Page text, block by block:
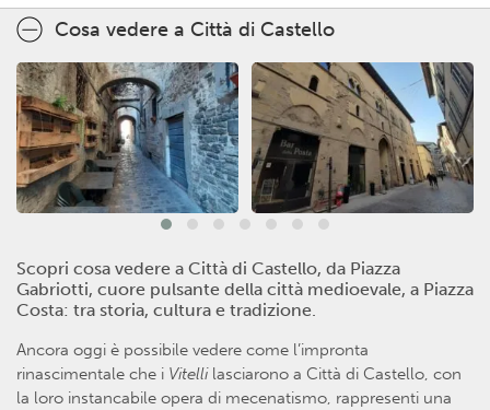
Cosa vedere a Città di Castello
Scopri cosa vedere a Città di Castello, da Piazza
Gabriotti, cuore pulsante della città medioevale, a Piazza
Costa: tra storia, cultura e tradizione.
Ancora oggi è possibile vedere come l’impronta
rinascimentale che i Vitellilasciarono a Città di Castello, con
la loro instancabile opera di mecenatismo, rappresenti una